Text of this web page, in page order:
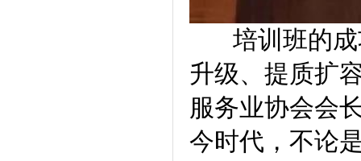
培训班的成
升级、提质扩
服务业协会会
今时代，不论